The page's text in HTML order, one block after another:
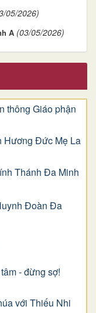
05/2026)
A (03/05/2026)
thông Giáo phận
Hương Đức Mẹ La
Thánh Đa Minh
Đoàn Đa
- đừng sợ!
với Thiếu Nhi